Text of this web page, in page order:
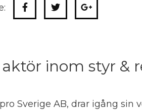
aktör inom styr &
Sverige AB, drar igång sin